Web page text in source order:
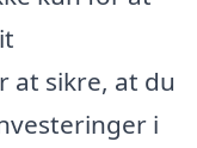
at sikre, at du
i